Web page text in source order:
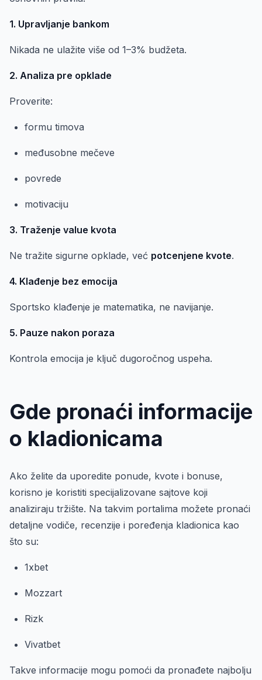
1. Upravljanje bankom
Nikada ne ulažite više od 1–3% budžeta.
2. Analiza pre opklade
Proverite:
formu timova
međusobne mečeve
povrede
motivaciju
3. Traženje value kvota
Ne tražite sigurne opklade, već potcenjene kvote.
4. Klađenje bez emocija
Sportsko klađenje je matematika, ne navijanje.
5. Pauze nakon poraza
Kontrola emocija je ključ dugoročnog uspeha.
Gde pronaći informacije
o kladionicama
Ako želite da uporedite ponude, kvote i bonuse,
korisno je koristiti specijalizovane sajtove koji
analiziraju tržište. Na takvim portalima možete pronaći
detaljne vodiče, recenzije i poređenja kladionica kao
što su:
1xbet
Mozzart
Rizk
Vivatbet
Takve informacije mogu pomoći da pronađete najbolju